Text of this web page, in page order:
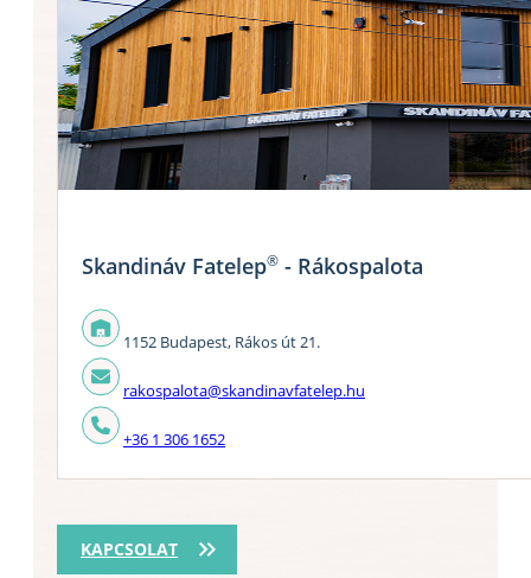
KAPCSOLAT
Skandináv Fatelep® - Rákospalota
1152 Budapest, Rákos út 21.
rakospalota@skandinavfatelep.hu
+36 1 306 1652